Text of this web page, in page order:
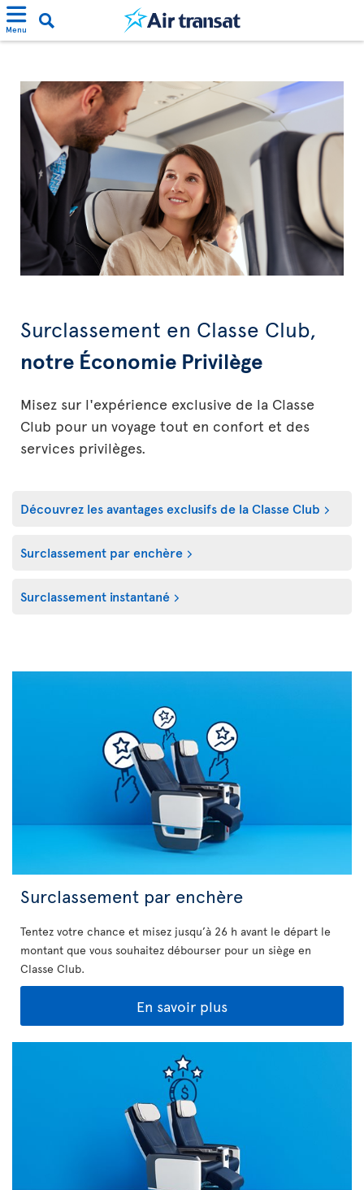
Menu
Surclassement en Classe Club,
notre Économie Privilège
Misez sur l'expérience exclusive de la Classe
Club pour un voyage tout en confort et des
services privilèges.
Découvrez les avantages exclusifs de la Classe Club
Surclassement par enchère
Surclassement instantané
Surclassement par enchère
Tentez votre chance et misez jusqu’à 26 h avant le départ le
montant que vous souhaitez débourser pour un siège en
Classe Club.
En savoir plus